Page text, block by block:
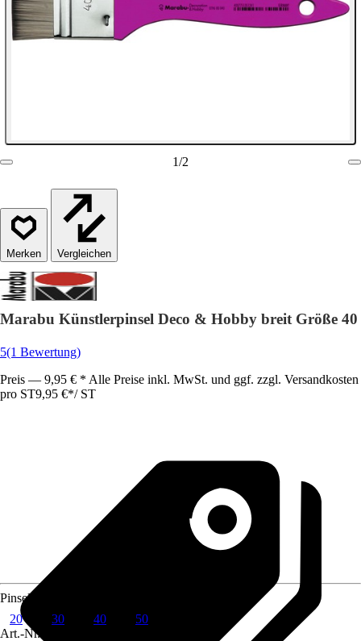
1/2
Vergleichen
Marabu Künstlerpinsel Deco & Hobby breit Größe 40
5(1 Bewertung)
Preis — 9,95 € * Alle Preise inkl. MwSt. und ggf. zzgl. Versandkosten
pro ST9,95 €*/ ST
Pinselgröße
20
30 40
50
Art.-Nr.